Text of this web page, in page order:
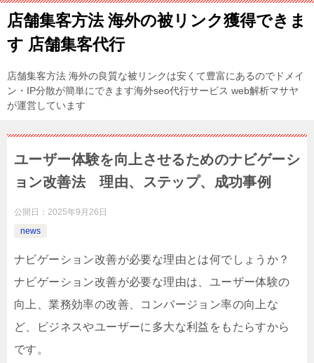
店舗集客方法 海外の被リンク獲得できま
す 店舗集客代行
店舗集客方法 海外の良質な被リンクは安くて豊富にあるのでドメイ
ン・IP分散が簡単にできます海外seo代行サービス web解析マサヤ
が運営しています
ユーザー体験を向上させるためのナビゲーシ
ョン改善法 理由、ステップ、成功事例
公開日： 2025年9月26日
news
ナビゲーション改善が必要な理由とは何でしょうか？
ナビゲーション改善が必要な理由は、ユーザー体験の
向上、業務効率の改善、コンバージョン率の向上な
ど、ビジネスやユーザーに多大な利益をもたらすから
です。